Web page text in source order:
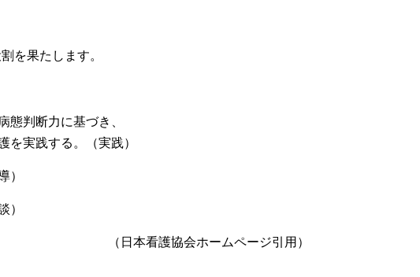
を果たします。
態判断力に基づき、
を実践する。（実践）
）
）
ムページ引用）